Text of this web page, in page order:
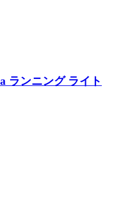
ランニング ライト